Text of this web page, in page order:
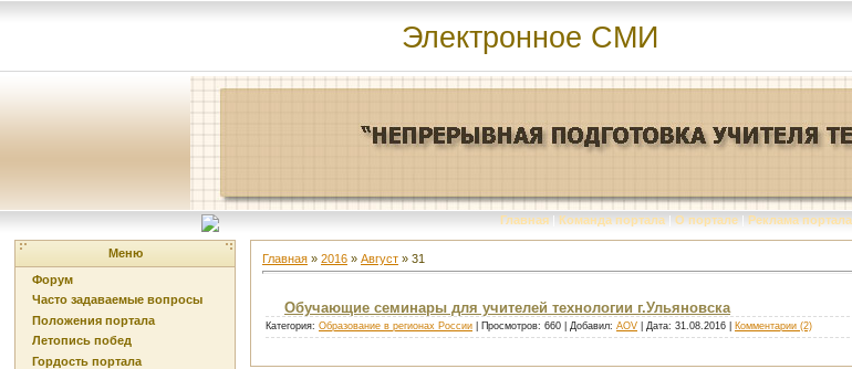
Электронное СМИ
Главная | Команда портала | О портале | Реклама портала
Меню
Форум
Часто задаваемые вопросы
Положения портала
Летопись побед
Гордость портала
Главная » 2016 » Август » 31
Обучающие семинары для учителей технологии г.Ульяновска
Категория: Образование в регионах России | Просмотров: 660 | Добавил: AOV | Дата: 31.08.2016 Комментарии (2)